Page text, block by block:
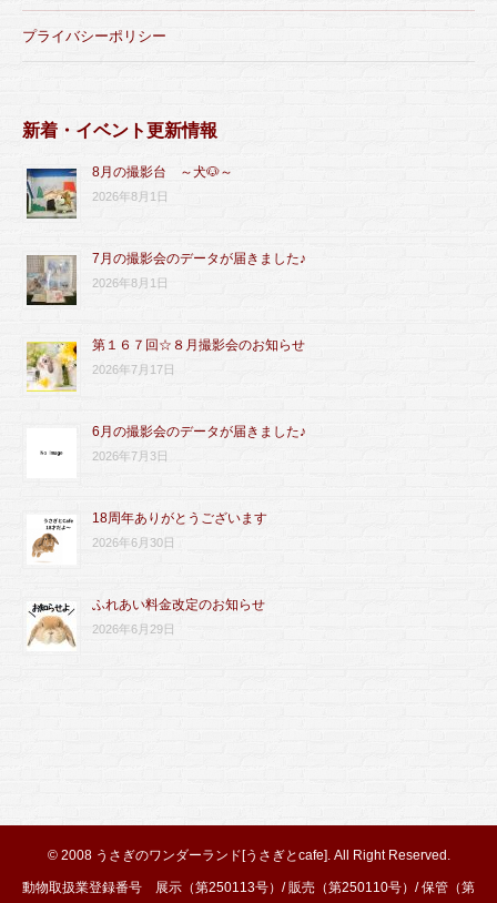
プライバシーポリシー
新着・イベント更新情報
8月の撮影台 ～犬🐶～
2026年8月1日
7月の撮影会のデータが届きました♪
2026年8月1日
第１６７回☆８月撮影会のお知らせ
2026年7月17日
6月の撮影会のデータが届きました♪
2026年7月3日
18周年ありがとうございます
2026年6月30日
ふれあい料金改定のお知らせ
2026年6月29日
© 2008 うさぎのワンダーランド[うさぎとcafe]. All Right Reserved.
動物取扱業登録番号 展示（第250113号）/ 販売（第250110号）/ 保管（第